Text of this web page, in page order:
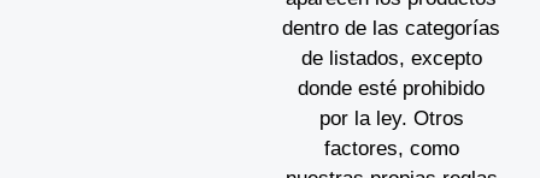
dentro de las categorías
de listados, excepto
donde esté prohibido
por la ley. Otros
factores, como